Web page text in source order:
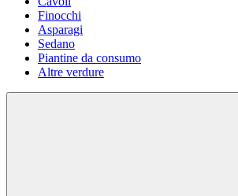
Finocchi
Asparagi
Sedano
Piantine da consumo
Altre verdure